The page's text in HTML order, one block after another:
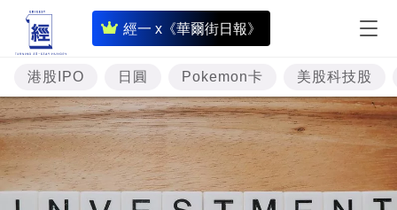
經一 x《華爾街日報》
即
時
財
經
專
題
投
港股IPO 日圓 Pokemon卡 美股科技股